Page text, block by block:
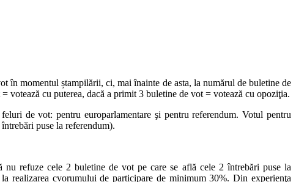
în momentul ștampilării, ci, mai înainte de asta, la numărul de buletine de
cu puterea, dacă a primit 3 buletine de vot = votează cu opoziţia.
de vot: pentru europarlamentare şi pentru referendum. Votul pentru
puse la referendum).
nu refuze cele 2 buletine de vot pe care se află cele 2 întrebări puse la
realizarea cvorumului de participare de minimum 30%. Din experienţa